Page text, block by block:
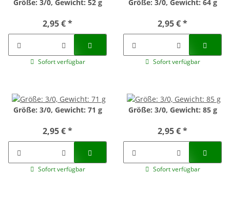
Größe: 3/0, Gewicht: 52 g
2,95 €*
Sofort verfügbar
Größe: 3/0, Gewicht: 64 g
2,95 €*
Sofort verfügbar
Größe: 3/0, Gewicht: 71 g
2,95 €*
Sofort verfügbar
Größe: 3/0, Gewicht: 85 g
2,95 €*
Sofort verfügbar